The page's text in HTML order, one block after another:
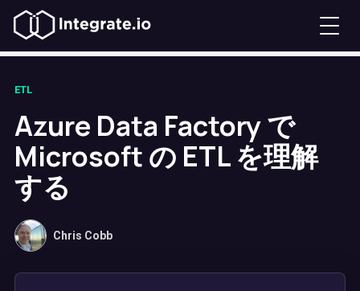
ETL
Azure Data Factory で
Microsoft の ETL を理解
する
Chris Cobb